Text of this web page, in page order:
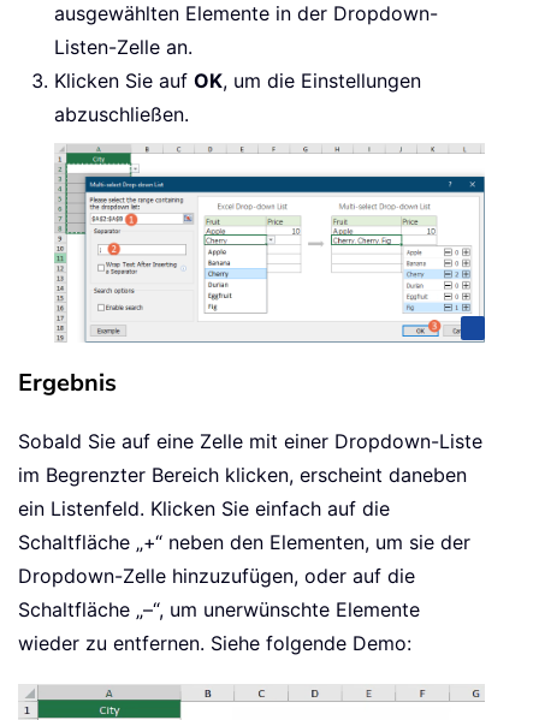
ausgewählten Elemente in der Dropdown-
Listen-Zelle an.
Klicken Sie auf OK, um die Einstellungen
abzuschließen.
Ergebnis
Sobald Sie auf eine Zelle mit einer Dropdown-Liste
im Begrenzter Bereich klicken, erscheint daneben
ein Listenfeld. Klicken Sie einfach auf die
Schaltfläche „+“ neben den Elementen, um sie der
Dropdown-Zelle hinzuzufügen, oder auf die
Schaltfläche „–“, um unerwünschte Elemente
wieder zu entfernen. Siehe folgende Demo: